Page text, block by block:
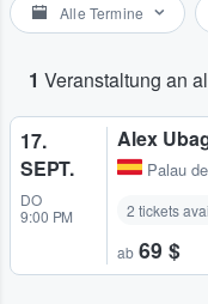
Alle Termine
1 Veranstaltung an
17.
SEPT.
DO
9:00 PM
Alex
Palau
2 tickets
ab 69 $